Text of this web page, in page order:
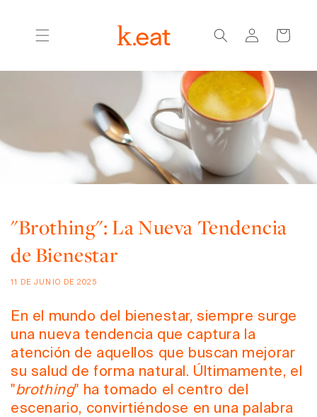
al contenido
sesión
Carrito
"Brothing": La Nueva Tendencia
de Bienestar
11 DE JUNIO DE 2025
En el mundo del bienestar, siempre surge
una nueva tendencia que captura la
atención de aquellos que buscan mejorar
su salud de forma natural. Últimamente, el
"brothing" ha tomado el centro del
escenario, convirtiéndose en una palabra